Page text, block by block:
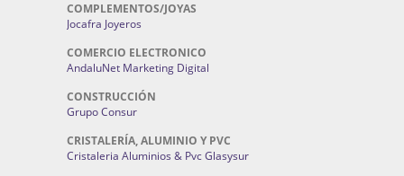
COMPLEMENTOS/JOYAS
Jocafra Joyeros
COMERCIO ELECTRONICO
AndaluNet Marketing Digital
CONSTRUCCIÓN
Grupo Consur
CRISTALERÍA, ALUMINIO Y PVC
Cristaleria Aluminios & Pvc Glasysur